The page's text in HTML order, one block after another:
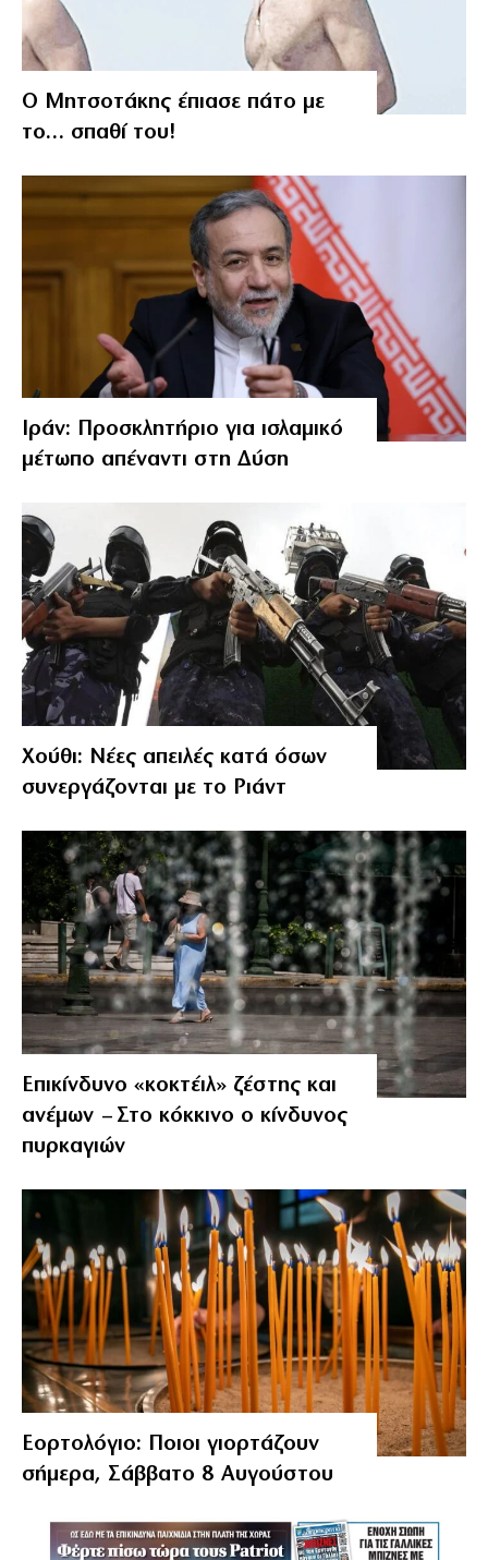
Ο Μητσοτάκης έπιασε πάτο με
το… σπαθί του!
Ιράν: Προσκλητήριο για ισλαμικό
μέτωπο απέναντι στη Δύση
Χούθι: Νέες απειλές κατά όσων
συνεργάζονται με το Ριάντ
Επικίνδυνο «κοκτέιλ» ζέστης και
ανέμων – Στο κόκκινο ο κίνδυνος
πυρκαγιών
Εορτολόγιο: Ποιοι γιορτάζουν
σήμερα, Σάββατο 8 Αυγούστου